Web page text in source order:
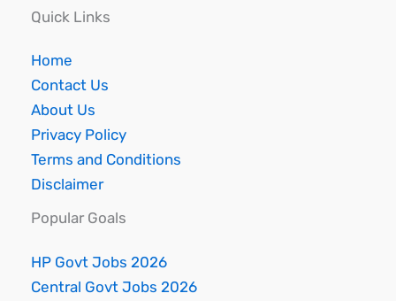
Quick Links
Home
Contact Us
About Us
Privacy Policy
Terms and Conditions
Disclaimer
Popular Goals
HP Govt Jobs 2026
Central Govt Jobs 2026